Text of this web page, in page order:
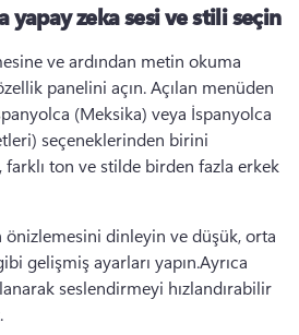
yapay zeka sesi ve stili seçin
ve ardından metin okuma
panelini açın. Açılan menüden
(Meksika) veya İspanyolca
seçeneklerinden birini
farklı ton ve stilde birden fazla erkek
önizlemesini dinleyin ve düşük, orta
gelişmiş ayarları yapın.Ayrıca
seslendirmeyi hızlandırabilir